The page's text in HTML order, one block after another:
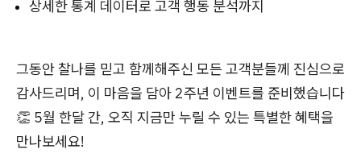
상세한 통계 데이터로 고객 행동 분석까지
그동안 찰나를 믿고 함께해주신 모든 고객분들께 진심으로
감사드리며, 이 마음을 담아 2주년 이벤트를 준비했습니다
👏 5월 한달 간, 오직 지금만 누릴 수 있는 특별한 혜택을
만나보세요!